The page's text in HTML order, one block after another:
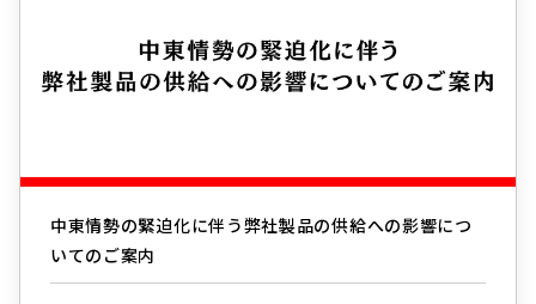
中東情勢の緊迫化に伴う弊社製品の供給への影響につ
いてのご案内